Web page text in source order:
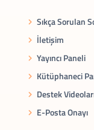
Sıkça Sorulan
İletişim
Yayıncı Paneli
Kütüphaneci
Destek
E-Posta Onayı